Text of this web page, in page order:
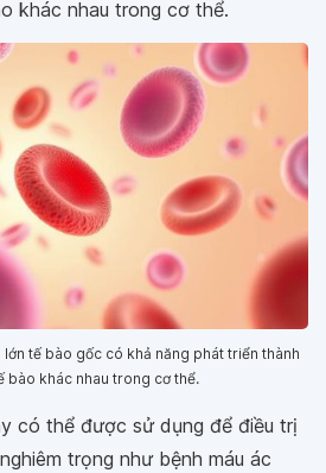
khác nhau trong cơ thể.
tế bào gốc có khả năng phát triển thành
bào khác nhau trong cơ thể.
có thể được sử dụng để điều trị
trọng như bệnh máu ác